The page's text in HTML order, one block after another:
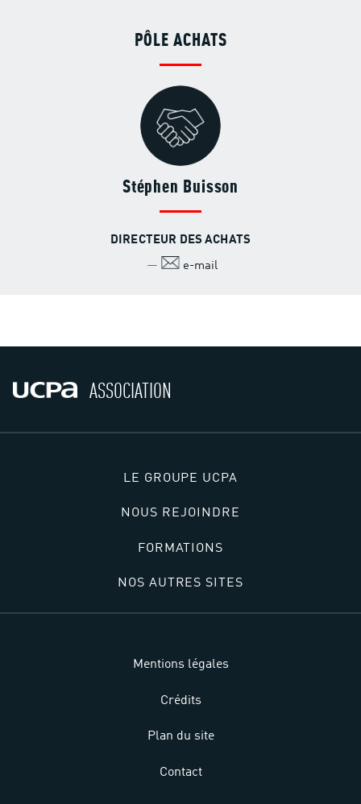
PÔLE ACHATS
Stéphen Buisson
DIRECTEUR DES ACHATS
e-mail
ASSOCIATION
LE GROUPE UCPA
NOUS REJOINDRE
FORMATIONS
NOS AUTRES SITES
Mentions légales
Crédits
Plan du site
Contact